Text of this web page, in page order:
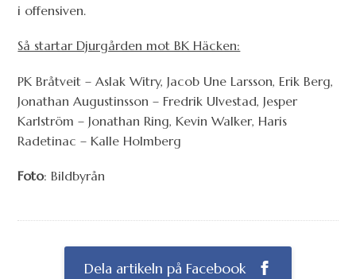
i offensiven.
Så startar Djurgården mot BK Häcken:
PK Bråtveit – Aslak Witry, Jacob Une Larsson, Erik Berg,
Jonathan Augustinsson – Fredrik Ulvestad, Jesper
Karlström – Jonathan Ring, Kevin Walker, Haris
Radetinac – Kalle Holmberg
Foto: Bildbyrån
Dela artikeln på Facebook